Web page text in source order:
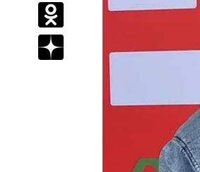
Поделиться в Одноклассниках
Подписаться на нас в Дзен